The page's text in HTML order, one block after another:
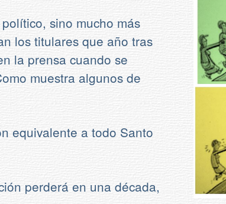
sino mucho más
los titulares que año tras
la prensa cuando se
muestra algunos de
equivalente a todo Santo
perderá en una década,